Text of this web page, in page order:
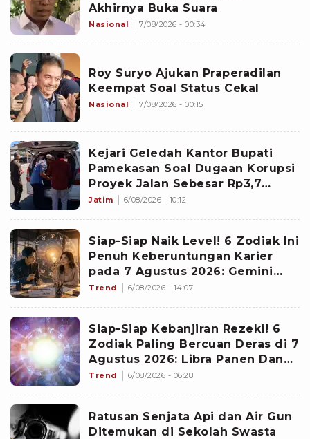
Akhirnya Buka Suara
Nasional 7/08/2026 - 00:34
Roy Suryo Ajukan Praperadilan
Keempat Soal Status Cekal
Nasional 7/08/2026 - 00:15
Kejari Geledah Kantor Bupati
Pamekasan Soal Dugaan Korupsi
Proyek Jalan Sebesar Rp3,7
Milliar
Jatim 6/08/2026 - 10:12
Siap-Siap Naik Level! 6 Zodiak Ini
Penuh Keberuntungan Karier
pada 7 Agustus 2026: Gemini
Punya Senjata Utama
Trend 6/08/2026 - 14:07
Siap-Siap Kebanjiran Rezeki! 6
Zodiak Paling Bercuan Deras di 7
Agustus 2026: Libra Panen Dana
Ekstra
Trend 6/08/2026 - 06:28
Ratusan Senjata Api dan Air Gun
Ditemukan di Sekolah Swasta